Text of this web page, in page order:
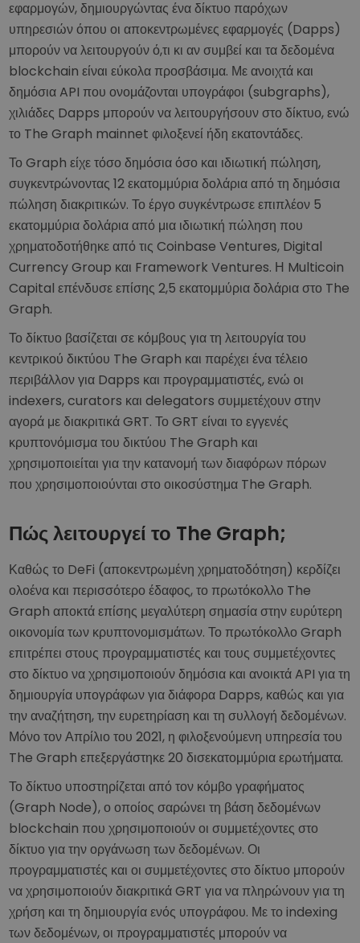
εφαρμογών, δημιουργώντας ένα δίκτυο παρόχων
υπηρεσιών όπου οι αποκεντρωμένες εφαρμογές (Dapps)
μπορούν να λειτουργούν ό,τι κι αν συμβεί και τα δεδομένα
blockchain είναι εύκολα προσβάσιμα. Με ανοιχτά και
δημόσια API που ονομάζονται υπογράφοι (subgraphs),
χιλιάδες Dapps μπορούν να λειτουργήσουν στο δίκτυο, ενώ
το The Graph mainnet φιλοξενεί ήδη εκατοντάδες.
Το Graph είχε τόσο δημόσια όσο και ιδιωτική πώληση,
συγκεντρώνοντας 12 εκατομμύρια δολάρια από τη δημόσια
πώληση διακριτικών. Το έργο συγκέντρωσε επιπλέον 5
εκατομμύρια δολάρια από μια ιδιωτική πώληση που
χρηματοδοτήθηκε από τις Coinbase Ventures, Digital
Currency Group και Framework Ventures. Η Multicoin
Capital επένδυσε επίσης 2,5 εκατομμύρια δολάρια στο The
Graph.
Το δίκτυο βασίζεται σε κόμβους για τη λειτουργία του
κεντρικού δικτύου The Graph και παρέχει ένα τέλειο
περιβάλλον για Dapps και προγραμματιστές, ενώ οι
indexers, curators και delegators συμμετέχουν στην
αγορά με διακριτικά GRT. Το GRT είναι το εγγενές
κρυπτονόμισμα του δικτύου The Graph και
χρησιμοποιείται για την κατανομή των διαφόρων πόρων
που χρησιμοποιούνται στο οικοσύστημα The Graph.
Πώς λειτουργεί το The Graph;
Καθώς το DeFi (αποκεντρωμένη χρηματοδότηση) κερδίζει
ολοένα και περισσότερο έδαφος, το πρωτόκολλο The
Graph αποκτά επίσης μεγαλύτερη σημασία στην ευρύτερη
οικονομία των κρυπτονομισμάτων. Το πρωτόκολλο Graph
επιτρέπει στους προγραμματιστές και τους συμμετέχοντες
στο δίκτυο να χρησιμοποιούν δημόσια και ανοικτά API για τη
δημιουργία υπογράφων για διάφορα Dapps, καθώς και για
την αναζήτηση, την ευρετηρίαση και τη συλλογή δεδομένων.
Μόνο τον Απρίλιο του 2021, η φιλοξενούμενη υπηρεσία του
The Graph επεξεργάστηκε 20 δισεκατομμύρια ερωτήματα.
Το δίκτυο υποστηρίζεται από τον κόμβο γραφήματος
(Graph Node), ο οποίος σαρώνει τη βάση δεδομένων
blockchain που χρησιμοποιούν οι συμμετέχοντες στο
δίκτυο για την οργάνωση των δεδομένων. Οι
προγραμματιστές και οι συμμετέχοντες στο δίκτυο μπορούν
να χρησιμοποιούν διακριτικά GRT για να πληρώνουν για τη
χρήση και τη δημιουργία ενός υπογράφου. Με το indexing
των δεδομένων, οι προγραμματιστές μπορούν να